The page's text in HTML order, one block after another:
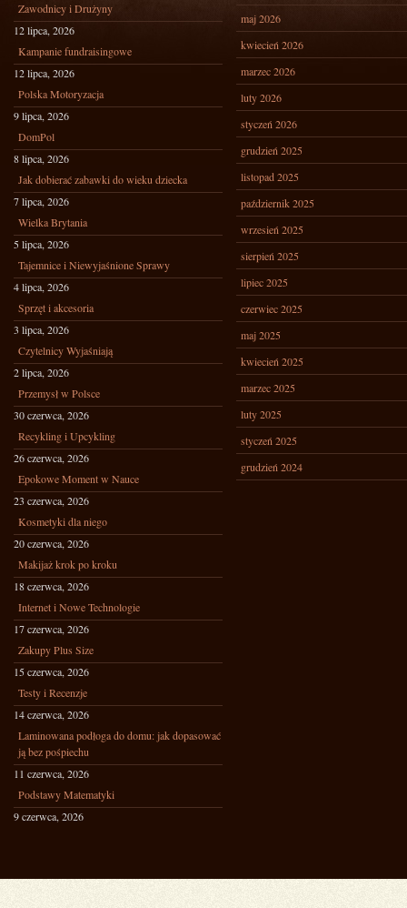
Zawodnicy i Drużyny
12 lipca, 2026
Kampanie fundraisingowe
12 lipca, 2026
Polska Motoryzacja
9 lipca, 2026
DomPol
8 lipca, 2026
Jak dobierać zabawki do wieku dziecka
7 lipca, 2026
Wielka Brytania
5 lipca, 2026
Tajemnice i Niewyjaśnione Sprawy
4 lipca, 2026
Sprzęt i akcesoria
3 lipca, 2026
Czytelnicy Wyjaśniają
2 lipca, 2026
Przemysł w Polsce
30 czerwca, 2026
Recykling i Upcykling
26 czerwca, 2026
Epokowe Moment w Nauce
23 czerwca, 2026
Kosmetyki dla niego
20 czerwca, 2026
Makijaż krok po kroku
18 czerwca, 2026
Internet i Nowe Technologie
17 czerwca, 2026
Zakupy Plus Size
15 czerwca, 2026
Testy i Recenzje
14 czerwca, 2026
Laminowana podłoga do domu: jak dopasować
ją bez pośpiechu
11 czerwca, 2026
Podstawy Matematyki
9 czerwca, 2026
maj 2026
kwiecień 2026
marzec 2026
luty 2026
styczeń 2026
grudzień 2025
listopad 2025
październik 2025
wrzesień 2025
sierpień 2025
lipiec 2025
czerwiec 2025
maj 2025
kwiecień 2025
marzec 2025
luty 2025
styczeń 2025
grudzień 2024